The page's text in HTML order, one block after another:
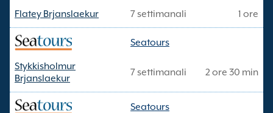
Flatey Brjanslaekur 7 settimanali 1 ore
Seatours
Stykkisholmur
Brjanslaekur
7 settimanali 2 ore 30 min
Seatours